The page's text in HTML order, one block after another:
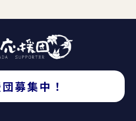
募集中！